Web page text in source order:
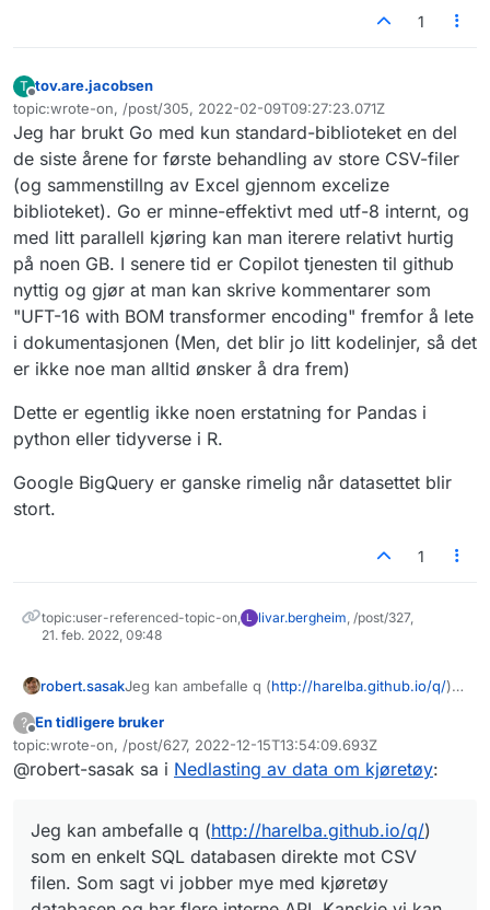
1
T
Frakoblet
tov.are.jacobsen
topic:wrote-on, /post/305, 2022-02-09T09:27:23.071Z
Sist endret av
Jeg har brukt Go med kun standard-biblioteket en del
de siste årene for første behandling av store CSV-filer
(og sammenstillng av Excel gjennom excelize
biblioteket). Go er minne-effektivt med utf-8 internt, og
med litt parallell kjøring kan man iterere relativt hurtig
på noen GB. I senere tid er Copilot tjenesten til github
nyttig og gjør at man kan skrive kommentarer som
"UFT-16 with BOM transformer encoding" fremfor å lete
i dokumentasjonen (Men, det blir jo litt kodelinjer, så det
er ikke noe man alltid ønsker å dra frem)
Dette er egentlig ikke noen erstatning for Pandas i
python eller tidyverse i R.
Google BigQuery er ganske rimelig når datasettet blir
stort.
1
topic:user-referenced-topic-on, L livar.bergheim , /post/327,
21. feb. 2022, 09:48
robert.sasakJeg kan ambefalle q (http://harelba.github.io/q/)
filen. Som sagt vi jobber mye med kjøretøy
databasen og har flere interne API. Kanskje vi kan
hjelpe med.
?
Frakoblet
En tidligere bruker
topic:wrote-on, /post/627, 2022-12-15T13:54:09.693Z
Sist endret av
@robert-sasak sa i Nedlasting av data om kjøretøy:
Jeg kan ambefalle q (http://harelba.github.io/q/)
som en enkelt SQL databasen direkte mot CSV
filen. Som sagt vi jobber mye med kjøretøy